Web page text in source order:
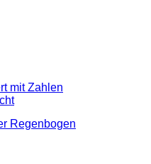
Regenbogen